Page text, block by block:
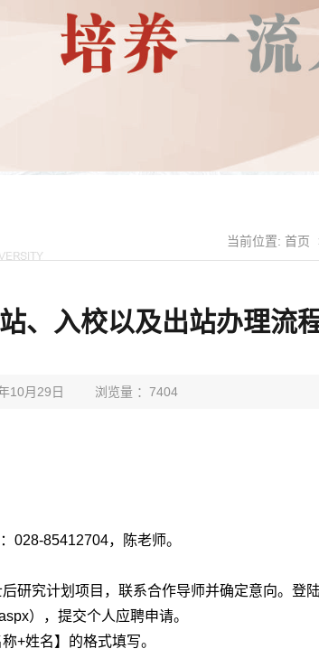
当前位置: 首页
、入校以及出站办理流
10月29日 浏览量 ：7404
028-85412704，陈老师。
研究计划项目，联系合作导师并确定意向。登
），提交个人应聘申请。
+姓名】的格式填写。